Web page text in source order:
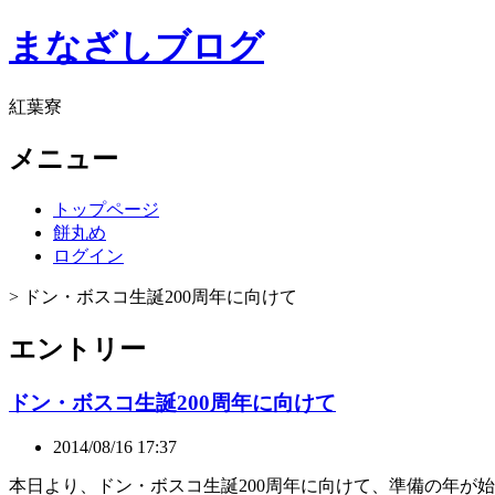
まなざしブログ
紅葉寮
メニュー
トップページ
餅丸め
ログイン
> ドン・ボスコ生誕200周年に向けて
エントリー
ドン・ボスコ生誕200周年に向けて
2014/08/16 17:37
本日より、ドン・ボスコ生誕200周年に向けて、準備の年が始